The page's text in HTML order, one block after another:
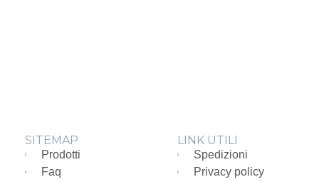
SITEMAP
Prodotti
Faq
LINK UTILI
Spedizioni
Privacy policy